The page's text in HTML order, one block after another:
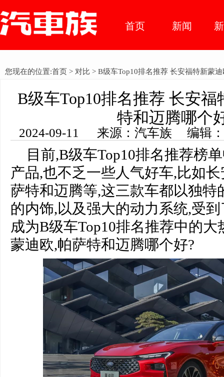
首页 新闻
态
您现在的位置:首页 > 对比 > B级车Top10排名推荐 长安福特新蒙
B级车Top10排名推荐 长安
特和迈腾哪个
2024-09-11 来源：汽车族 编辑
目前,B级车Top10排名推荐榜
产品,也不乏一些人气好车,比如
萨特和迈腾等,这三款车都以独特
的内饰,以及强大的动力系统,受
成为B级车Top10排名推荐中的
蒙迪欧,帕萨特和迈腾哪个好?